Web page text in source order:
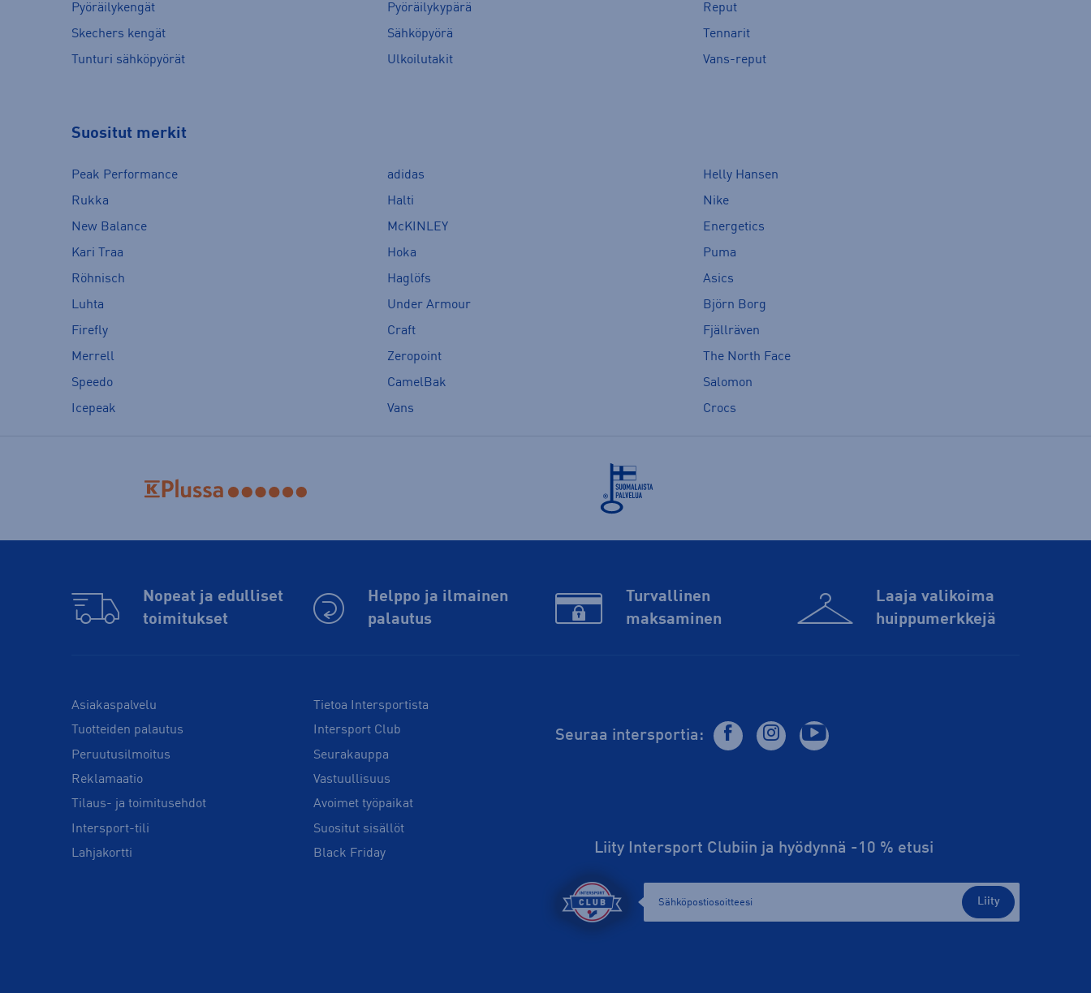
Pyöräilykengät
Pyöräilykypärä
Reput
Skechers kengät
Sähköpyörä
Tennarit
Tunturi sähköpyörät
Ulkoilutakit Vans-reput
Suositut merkit
Peak Performance adidas
Helly Hansen
Rukka
Halti
Nike
New Balance
McKINLEY
Energetics
Kari Traa
Hoka
Puma
Röhnisch
Haglöfs
Asics
Luhta
Under Armour
Björn Borg
Firefly
Craft
Fjällräven
Merrell
Zeropoint
The North Face
Speedo
CamelBak
Salomon
Icepeak
Vans Crocs
Nopeat ja edulliset
toimitukset
Helppo ja ilmainen
palautus
Turvallinen
maksaminen
Laaja valikoima
huippu­merkkejä
Asiakaspalvelu
Tuotteiden palautus
Peruutusilmoitus
Reklamaatio
Tilaus- ja toimitusehdot
Intersport-tili
Lahjakortti
Tietoa Intersportista
Intersport Club
Seurakauppa
Vastuullisuus
Avoimet työpaikat
Suositut sisällöt
Black Friday
Seuraa intersportia:
Liity Intersport Clubiin ja hyödynnä -10 % etusi
Liity